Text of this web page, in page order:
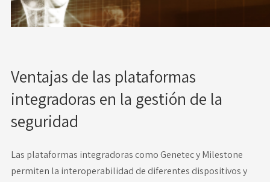
Ventajas de las plataformas
integradoras en la gestión de la
seguridad
Las plataformas integradoras como Genetec y Milestone
permiten la interoperabilidad de diferentes dispositivos y